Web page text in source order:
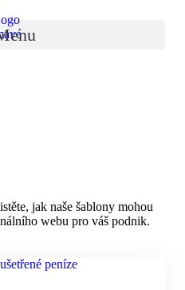
jak naše šablony mohou
webu pro váš podnik.